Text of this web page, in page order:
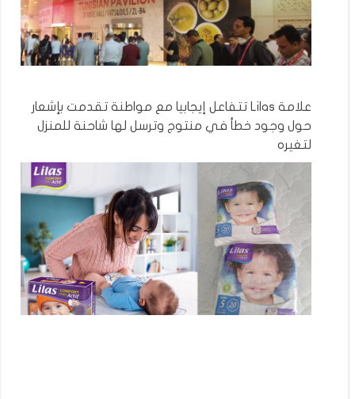
علامة Lilas تتفاعل إيجابيا مع مواطنة تقدمت بإشعار
حول وجود خطأ في منتوج وترسل لها شاحنة للمنزل
لتغيره